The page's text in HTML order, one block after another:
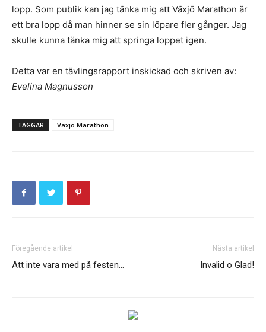
lopp. Som publik kan jag tänka mig att Växjö Marathon är
ett bra lopp då man hinner se sin löpare fler gånger. Jag
skulle kunna tänka mig att springa loppet igen.
Detta var en tävlingsrapport inskickad och skriven av:
Evelina Magnusson
TAGGAR Växjö Marathon
Föregående artikel
Att inte vara med på festen…
Nästa artikel
Invalid o Glad!